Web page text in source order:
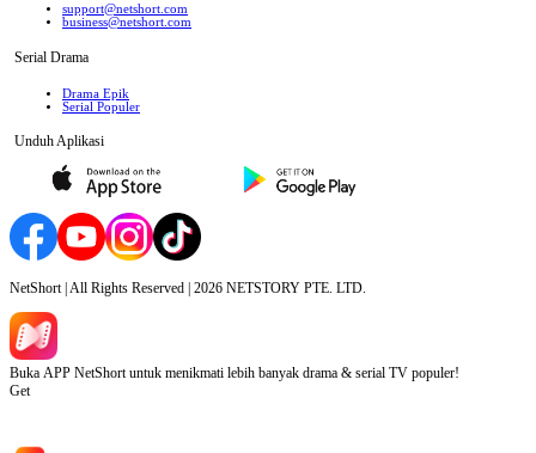
support@netshort.com
business@netshort.com
Serial Drama
Drama Epik
Serial Populer
Unduh Aplikasi
NetShort | All Rights Reserved | 2026 NETSTORY PTE. LTD.
Buka APP NetShort untuk menikmati lebih banyak drama & serial TV populer!
Get